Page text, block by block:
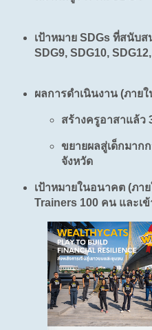
เป้าหมาย SDGs ที่สนับส
SDG9, SDG10,
ผลการดำเนินงาน (ภายใ
สร้างครูอาสาแล้ว
ขยายผลสู่เด็กมาก
จังหวัด
เป้าหมายในอนาคต (ภา
Trainers 100 คน และเ